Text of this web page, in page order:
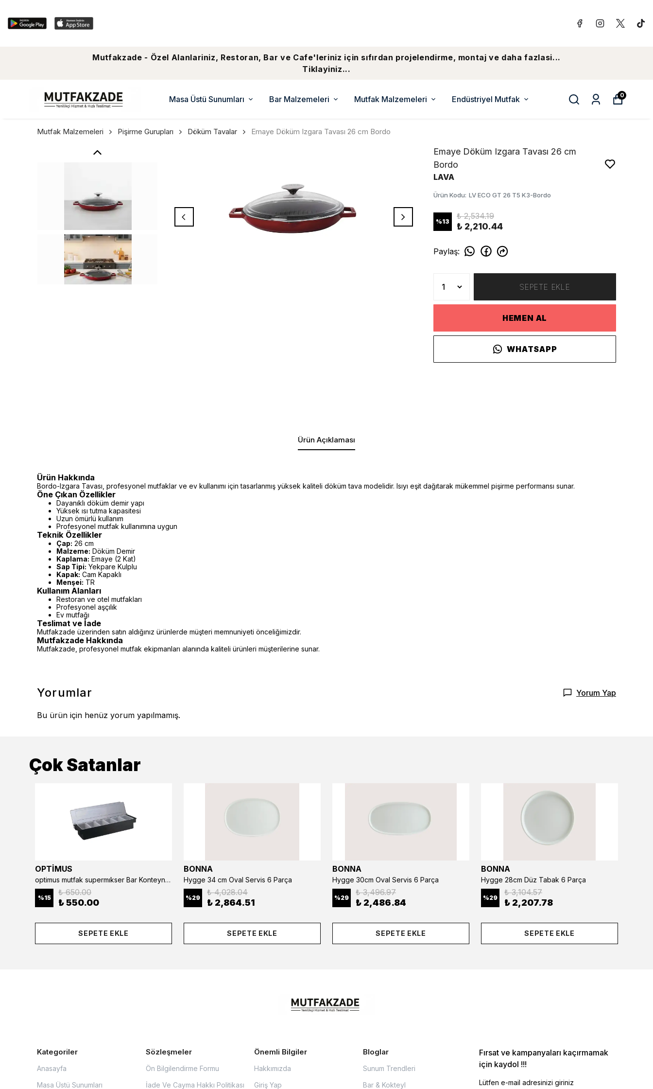
Mutfakzade - Özel Alanlariniz, Restoran, Bar ve Cafe'leriniz için sıfırdan projelendirme, montaj ve daha fazlasi...
Tiklayiniz...
Masa Üstü Sunumları Bar Malzemeleri Mutfak Malzemeleri Endüstriyel Mutfak 0
Mutfak Malzemeleri Pişirme Gurupları Döküm Tavalar Emaye Döküm Izgara Tavası 26 cm Bordo
Emaye Döküm Izgara Tavası 26 cm
Bordo
LAVA
Ürün Kodu: LV ECO GT 26 T5 K3-Bordo
%13
₺ 2,534.19
₺ 2,210.44
Paylaş:
SEPETE EKLE
HEMEN AL
WHATSAPP
Ürün Açıklaması
Ürün Hakkında
Bordo-Izgara Tavası, profesyonel mutfaklar ve ev kullanımı için tasarlanmış yüksek kaliteli döküm tava modelidir. Isıyı eşit dağıtarak mükemmel pişirme performansı sunar.
Öne Çıkan Özellikler
Dayanıklı döküm demir yapı
Yüksek ısı tutma kapasitesi
Uzun ömürlü kullanım
Profesyonel mutfak kullanımına uygun
Teknik Özellikler
Çap: 26 cm
Malzeme: Döküm Demir
Kaplama: Emaye (2 Kat)
Sap Tipi: Yekpare Kulplu
Kapak: Cam Kapaklı
Menşei: TR
Kullanım Alanları
Restoran ve otel mutfakları
Profesyonel aşçılık
Ev mutfağı
Teslimat ve İade
Mutfakzade üzerinden satın aldığınız ürünlerde müşteri memnuniyeti önceliğimizdir.
Mutfakzade Hakkında
Mutfakzade, profesyonel mutfak ekipmanları alanında kaliteli ürünleri müşterilerine sunar.
Yorumlar Yorum Yap
Bu ürün için henüz yorum yapılmamış.
Çok Satanlar
OPTİMUS
optimus mutfak supermıkser Bar Konteyner 6'lı 50×16×9 cm Kapaklı Polikarbon Organizer Bar & Kafe
%15
₺ 650.00
₺ 550.00
SEPETE EKLE
BONNA
Hygge 34 cm Oval Servis 6 Parça
%29
₺ 4,028.04
₺ 2,864.51
SEPETE EKLE
BONNA
Hygge 30cm Oval Servis 6 Parça
%29
₺ 3,496.97
₺ 2,486.84
SEPETE EKLE
BONNA
Hygge 28cm Düz Tabak 6 Parça
%29
₺ 3,104.57
₺ 2,207.78
SEPETE EKLE
Kategoriler
Anasayfa
Masa Üstü Sunumları
Sözleşmeler
Ön Bilgilendirme Formu
İade Ve Cayma Hakkı Politikası
Önemli Bilgiler
Hakkımızda
Giriş Yap
Bloglar
Sunum Trendleri
Bar & Kokteyl
Fırsat ve kampanyaları kaçırmamak
için kaydol !!!
Lütfen e-mail adresinizi giriniz